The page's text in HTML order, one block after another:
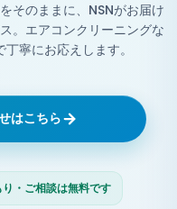
そのままに、NSNがお届け
。エアコンクリーニングな
寧にお応えします。
はこちら
・ご相談は無料です